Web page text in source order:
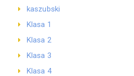
kaszubski
Klasa 1
Klasa 2
Klasa 3
Klasa 4